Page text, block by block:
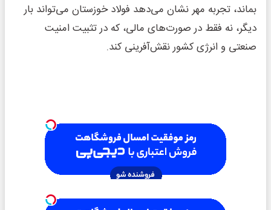
بماند، تجربه مهر نشان می‌دهد فولاد خوزستان می‌تواند بار
دیگر، نه فقط در صورت‌های مالی، که در تثبیت امنیت
صنعتی و انرژی کشور نقش‌آفرینی کند.